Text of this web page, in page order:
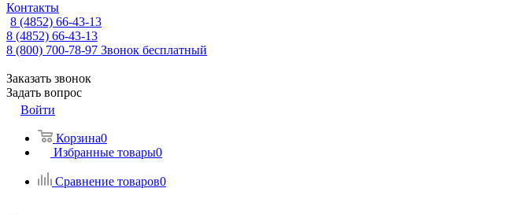
Контакты
8 (4852) 66-43-13
8 (4852) 66-43-13
8 (800) 700-78-97 Звонок бесплатный
Заказать звонок
Задать вопрос
Войти
Корзина0
Избранные товары0
Сравнение товаров0